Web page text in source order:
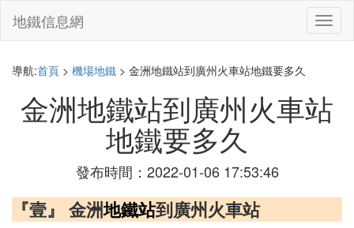
切
換
地鐵信息網
導航:首頁 > 機場地鐵 > 金洲地鐵站到廣州火車站地鐵要多久
金洲地鐵站到廣州火車站
地鐵要多久
發布時間：2022-01-06 17:53:46
『壹』 金洲地鐵站到廣州火車站